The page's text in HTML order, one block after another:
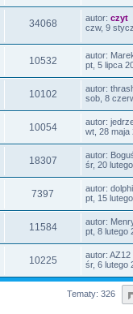
34068 autor: czyt
czw, 9
10532 autor:
pt, 5 lipca
10102 autor:
sob, 8
10054 autor:
wt, 28 maja
18307 autor:
śr, 20
7397 autor:
pt, 15
11584 autor:
pt, 8 lutego
10225 autor: AZ12
śr, 6 lutego
Tematy: 326